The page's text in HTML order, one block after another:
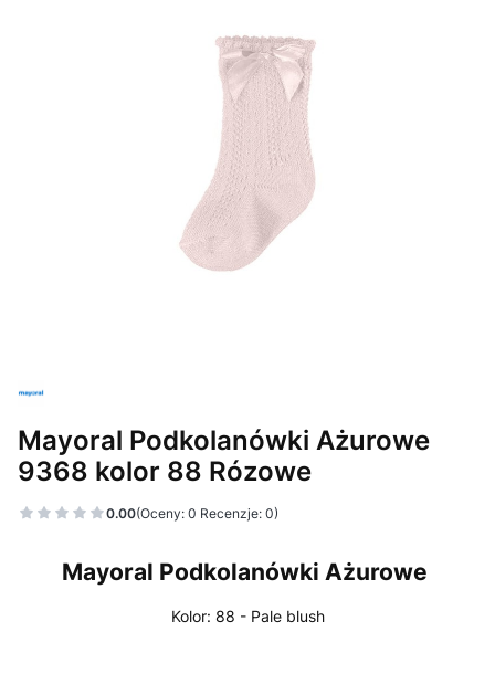
Mayoral Podkolanówki Ażurowe
9368 kolor 88 Rózowe
0.00(Oceny: 0 Recenzje: 0)
Mayoral Podkolanówki Ażurowe
Kolor: 88 - Pale blush